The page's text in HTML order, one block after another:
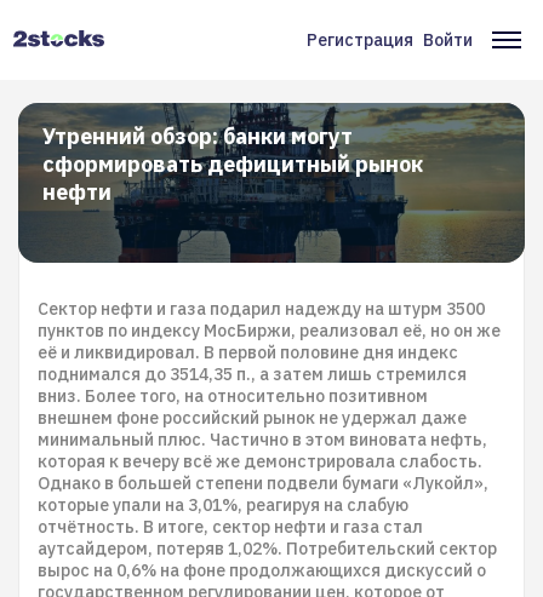
Меню
учётной
записи
пользователя
Регистрация Войти
Утренний обзор: банки могут
сформировать дефицитный рынок
нефти
Сектор нефти и газа подарил надежду на штурм 3500
пунктов по индексу МосБиржи, реализовал её, но он же
её и ликвидировал. В первой половине дня индекс
поднимался до 3514,35 п., а затем лишь стремился
вниз. Более того, на относительно позитивном
внешнем фоне российский рынок не удержал даже
минимальный плюс. Частично в этом виновата нефть,
которая к вечеру всё же демонстрировала слабость.
Однако в большей степени подвели бумаги «Лукойл»,
которые упали на 3,01%, реагируя на слабую
отчётность. В итоге, сектор нефти и газа стал
аутсайдером, потеряв 1,02%. Потребительский сектор
вырос на 0,6% на фоне продолжающихся дискуссий о
государственном регулировании цен, которое от